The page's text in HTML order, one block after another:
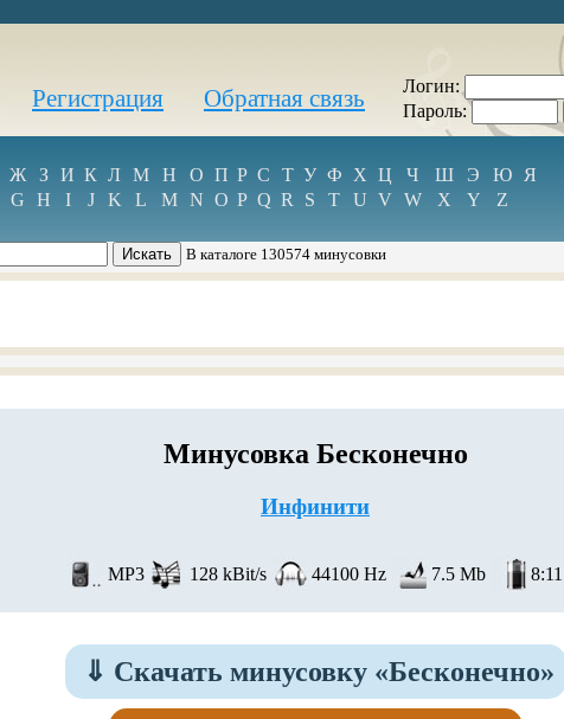
Регистрация Обратная связь
Логин:
Пароль:
Ж З И К Л М Н О П Р С Т У Ф Х Ц Ч Ш Э Ю Я
G H I J K L M N O P Q R S T U V W X Y Z
В каталоге 130574 минусовки
Минусовка Бесконечно
Инфинити
MP3 128 kBit/s 44100 Hz 7.5 Mb 8:11
⇓ Скачать минусовку «Бесконечно»